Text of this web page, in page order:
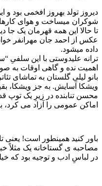
دیروز تولد بهروز افخمی بود
شوکران میساخت و هوای
تا حالا این همه قهرمان یک جا
عکس از احمد جان مهرانفر
داده میشود.
اهمیت نده و گاهی اوقات به
بانو لیلی گلستان به تماشای
ویشکا آسایش. به جز ویشکا،
محسن تنابنده در زیرِ یک
اماکن عمومی را آزاد می کرد، بیش از 60 درصد سفرهای توریستی
باور کنید همینطور است! یعنی
مصاحبه ی گستاخانه یک مثلاً
در لباسِ ادب و توجیه بود که